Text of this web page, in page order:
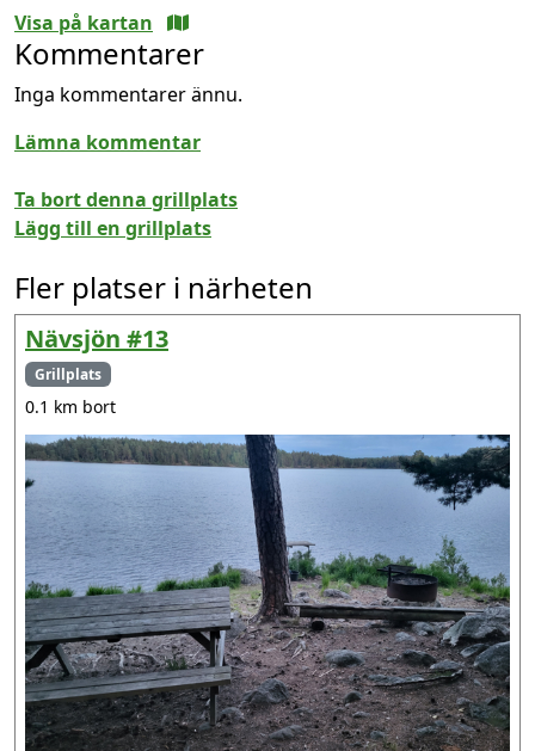
Visa på kartan
Kommentarer
Inga kommentarer ännu.
Lämna kommentar
Ta bort denna grillplats
Lägg till en grillplats
Fler platser i närheten
Nävsjön #13
Grillplats
0.1 km bort